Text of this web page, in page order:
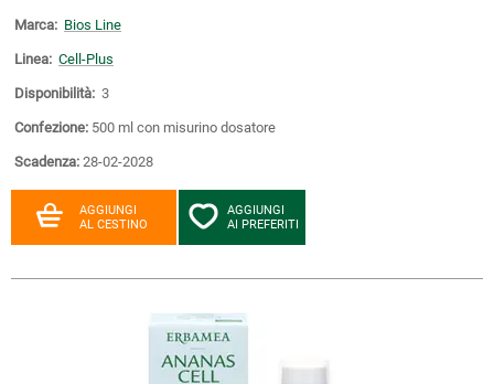
Marca: Bios Line
Linea: Cell-Plus
Disponibilità: 3
Confezione: 500 ml con misurino dosatore
Scadenza: 28-02-2028
AGGIUNGI
AL CESTINO
AGGIUNGI
AI PREFERITI